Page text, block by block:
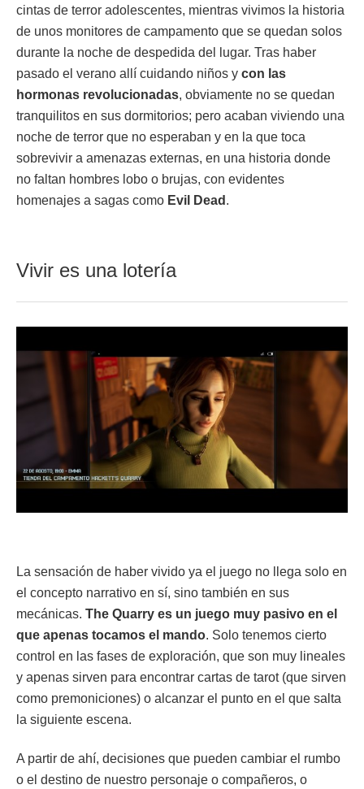
cintas de terror adolescentes, mientras vivimos la historia
de unos monitores de campamento que se quedan solos
durante la noche de despedida del lugar. Tras haber
pasado el verano allí cuidando niños y con las
hormonas revolucionadas, obviamente no se quedan
tranquilitos en sus dormitorios; pero acaban viviendo una
noche de terror que no esperaban y en la que toca
sobrevivir a amenazas externas, en una historia donde
no faltan hombres lobo o brujas, con evidentes
homenajes a sagas como Evil Dead .
Vivir es una lotería
La sensación de haber vivido ya el juego no llega solo en
el concepto narrativo en sí, sino también en sus
mecánicas. The Quarry es un juego muy pasivo en el
que apenas tocamos el mando. Solo tenemos cierto
control en las fases de exploración, que son muy lineales
y apenas sirven para encontrar cartas de tarot (que sirven
como premoniciones) o alcanzar el punto en el que salta
la siguiente escena.
A partir de ahí, decisiones que pueden cambiar el rumbo
o el destino de nuestro personaje o compañeros, o